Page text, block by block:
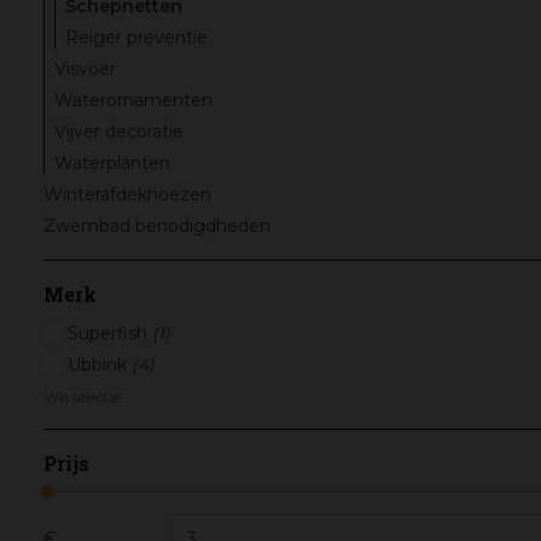
Schepnetten
Reiger preventie
Visvoer
Waterornamenten
Vijver decoratie
Waterplanten
Winterafdekhoezen
Zwembad benodigdheden
Merk
Superfish (1)
Ubbink (4)
Prijs